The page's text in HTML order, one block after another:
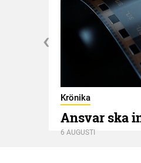
Krönika
Ansvar ska
6 AUGUSTI